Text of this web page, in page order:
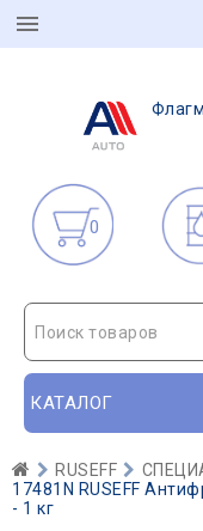
0
Поиск товаров
КАТАЛОГ
RUSEFF
17481N RUSEFF
- 1 кг